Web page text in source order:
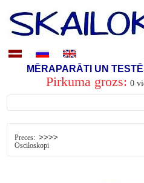
MĒRAPARĀTI UN
Pirkuma grozs: 0
Preces: >>>>
Osciloskopi